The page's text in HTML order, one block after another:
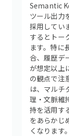
Semantic
ツール出力
採用してい
するとトー
ます。特に
合、履歴デ
が想定以上
の観点で注
は、マルチ
理・文脈維
持を活用す
をあらかじ
くなります。